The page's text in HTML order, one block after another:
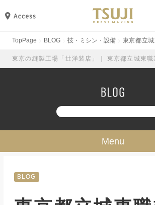
TopPage BLOG 技・ミシン・設備 東京都立
東京の縫製工場「辻洋装店」｜ 東京都立城東
Menu
BLOG